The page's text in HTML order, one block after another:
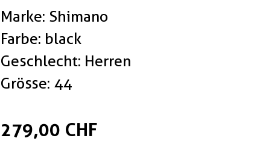
Marke: Shimano
Farbe: black
Geschlecht: Herren
Grösse: 44
279,00 CHF